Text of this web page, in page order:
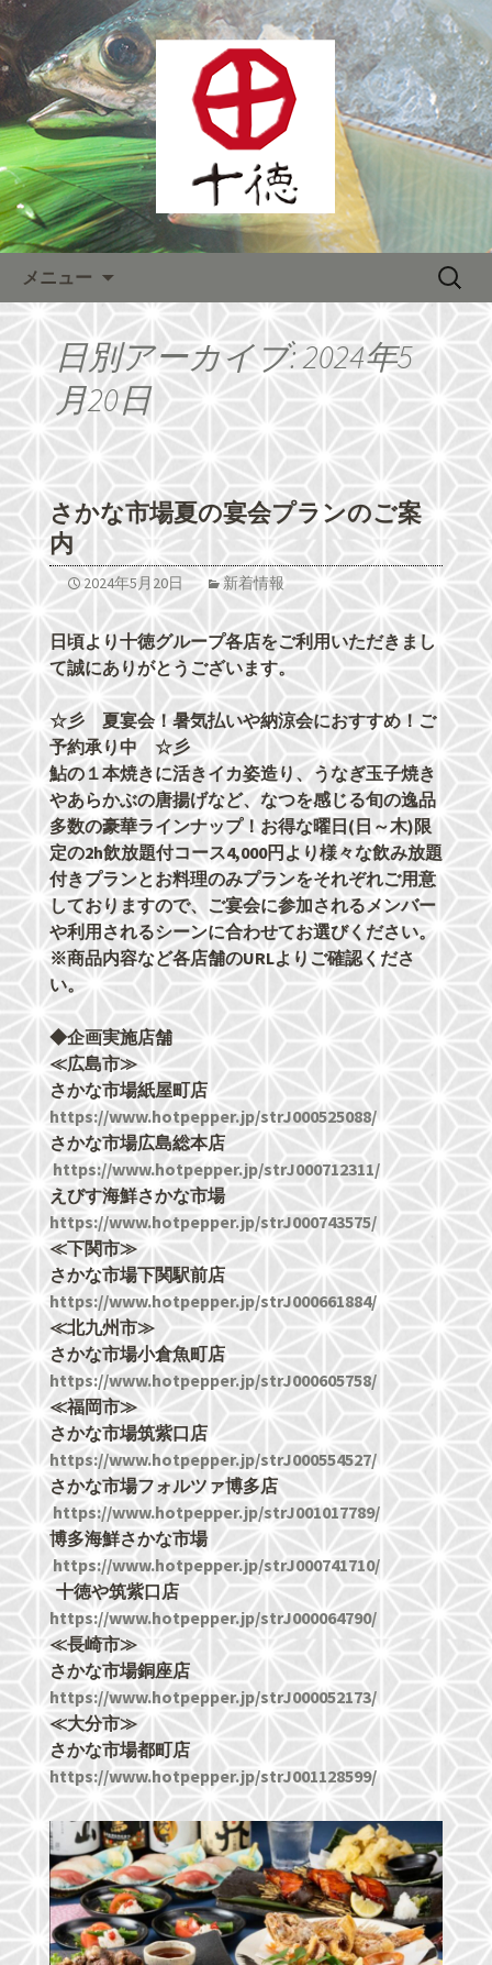
熊本をメインに全国へチェー
ン展開する居酒屋「株式会社十
徳」最新情報
熊本をメインに全国へチェーン展開す
る居酒屋「株式会社十徳」宴会が人
気！
メニュー
検
日別アーカイブ: 2024年5
月20日
さかな市場夏の宴会プランのご案
内
2024年5月20日 新着情報
日頃より十徳グループ各店をご利用いただきまし
て誠にありがとうございます。
☆彡 夏宴会！暑気払いや納涼会におすすめ！ご
予約承り中 ☆彡
鮎の１本焼きに活きイカ姿造り、うなぎ玉子焼き
やあらかぶの唐揚げなど、なつを感じる旬の逸品
多数の豪華ラインナップ！お得な曜日(日～木)限
定の2h飲放題付コース4,000円より様々な飲み放題
付きプランとお料理のみプランをそれぞれご用意
しておりますので、ご宴会に参加されるメンバー
や利用されるシーンに合わせてお選びください。
※商品内容など各店舗のURLよりご確認くださ
い。
◆企画実施店舗
≪広島市≫
さかな市場紙屋町店
https://www.hotpepper.jp/strJ000525088/
さかな市場広島総本店
https://www.hotpepper.jp/strJ000712311/
えびす海鮮さかな市場
https://www.hotpepper.jp/strJ000743575/
≪下関市≫
さかな市場下関駅前店
https://www.hotpepper.jp/strJ000661884/
≪北九州市≫
さかな市場小倉魚町店
https://www.hotpepper.jp/strJ000605758/
≪福岡市≫
さかな市場筑紫口店
https://www.hotpepper.jp/strJ000554527/
さかな市場フォルツァ博多店
https://www.hotpepper.jp/strJ001017789/
博多海鮮さかな市場
https://www.hotpepper.jp/strJ000741710/
十徳や筑紫口店
https://www.hotpepper.jp/strJ000064790/
≪長崎市≫
さかな市場銅座店
https://www.hotpepper.jp/strJ000052173/
≪大分市≫
さかな市場都町店
https://www.hotpepper.jp/strJ001128599/